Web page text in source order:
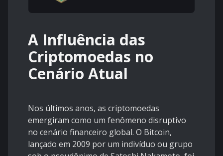
A Influência das
Criptomoedas no
Cenário Atual
Nos últimos anos, as criptomoedas
emergiram como um fenômeno disruptivo
no cenário financeiro global. O Bitcoin,
lançado em 2009 por um indivíduo ou grupo